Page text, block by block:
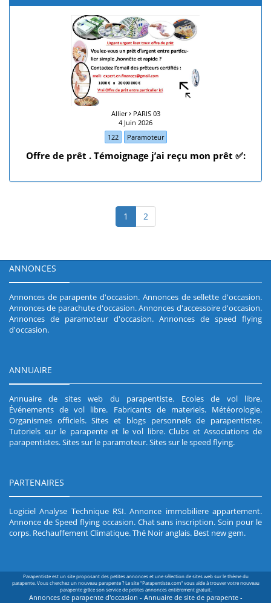
Allier PARIS 03
4 Juin 2026
122
Paramoteur
Offre de prêt . Témoignage j’ai reçu mon prêt ✅:
1 2
ANNONCES
Annonces de parapente d'occasion. Annonces de sellette d'occasion.
Annonces de parachute d'occasion.Annonces d'accessoire d'occasion.
Annonces de paramoteur d'occasion. Annonces de speed flying
d'occasion.
ANNUAIRE
Annuaire de sites web du parapentiste. Ecoles de vol libre.
Événements de vol libre. Fabricants de materiels. Météorologie.
Organismes officiels.Sites et blogs personnels de parapentistes.
Tutoriels sur le parapente et le vol libre.Clubs et Associations de
parapentistes.Sites sur le paramoteur.Sites sur le speed flying.
PARTENAIRES
Logiciel Analyse Technique RSI.Annonce immobiliere appartement.
Annonce de Speed flying occasion. Chat sans inscription.Soin pour le
corps. Rechauffement Climatique.Thé Noir anglais. Best new gem.
Parapentiste est un site proposant des petites annonces et une sélection de sites web sur le thème du
parapente. Vous cherchez un nouveau parapente ? Le site "Parapentiste.com" vous aide à trouver votre nouveau
parapente grâce son service de petites annonces entièrement gratuit.
Annonces de parapente d'occasion - Annuaire de site de parapente -